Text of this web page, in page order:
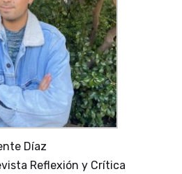
Díaz
Reflexión y Crítica